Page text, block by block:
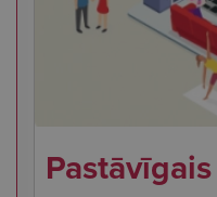
Pastāvīgais